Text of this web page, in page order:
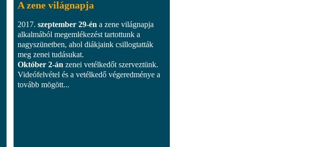
A zene világnapja
2017. szeptember 29-én a zene világnapja
alkalmából megemlékezést tartottunk a
nagyszünetben, ahol diákjaink csillogtatták
meg zenei tudásukat.
Október 2-án zenei vetélkedőt szerveztünk.
Videófelvétel és a vetélkedő végeredménye a
tovább mögött...